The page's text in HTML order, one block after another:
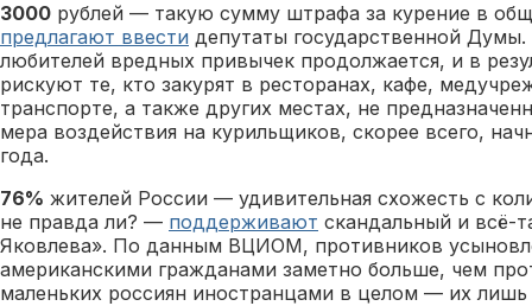
3000 рублей — такую сумму штрафа за курение в
предлагают ввести депутаты государственной
любителей вредных привычек продолжается, и в
рискуют те, кто закурят в ресторанах, кафе,
транспорте, а также других местах, не
мера воздействия на курильщиков, скорее всего,
года.
76% жителей России — удивительная схожесть с
не правда ли? — поддерживают скандальный и всё-
Яковлева». По данным ВЦИОМ, противников
американскими гражданами заметно больше, чем
маленьких россиян иностранцами в целом — их лишь